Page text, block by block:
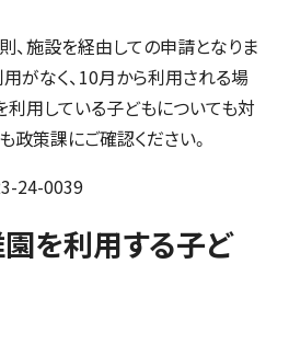
、施設を経由しての申請となりま
がなく、10月から利用される場
用している子どもについても対
政策課にご確認ください。
24-0039
を利用する子ど